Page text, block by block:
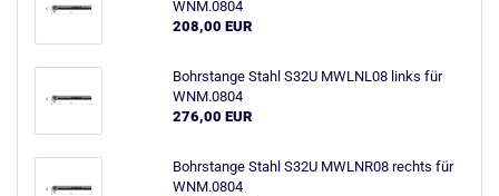
WNM.0804
208,00 EUR
Bohrstange Stahl S32U MWLNL08 links für
WNM.0804
276,00 EUR
Bohrstange Stahl S32U MWLNR08 rechts für
WNM.0804